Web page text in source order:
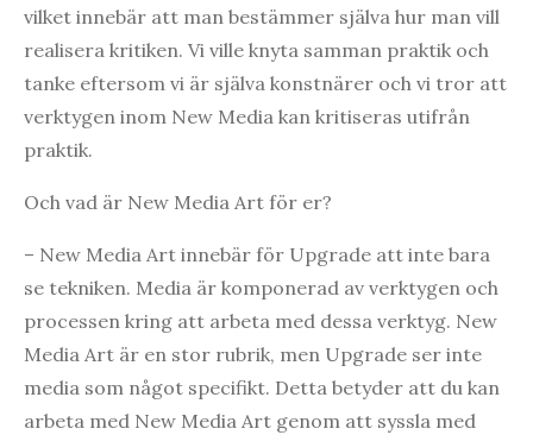
vilket innebär att man bestämmer själva hur man vill
realisera kritiken. Vi ville knyta samman praktik och
tanke eftersom vi är själva konstnärer och vi tror att
verktygen inom New Media kan kritiseras utifrån
praktik.
Och vad är New Media Art för er?
– New Media Art innebär för Upgrade att inte bara
se tekniken. Media är komponerad av verktygen och
processen kring att arbeta med dessa verktyg. New
Media Art är en stor rubrik, men Upgrade ser inte
media som något specifikt. Detta betyder att du kan
arbeta med New Media Art genom att syssla med